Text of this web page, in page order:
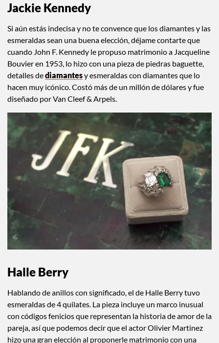
Jackie Kennedy
Si aún estás indecisa y no te convence que los diamantes y las
esmeraldas sean una buena elección, déjame contarte que
cuando John F. Kennedy le propuso matrimonio a Jacqueline
Bouvier en 1953, lo hizo con una pieza de piedras baguette,
detalles dediamantesy esmeraldas con diamantes que lo
hacen muy icónico. Costó más de un millón de dólares y fue
diseñado por Van Cleef & Arpels.
Halle Berry
Hablando de anillos con significado, el de Halle Berry tuvo
esmeraldas de 4 quilates. La pieza incluye un marco inusual
con códigos fenicios que representan la historia de amor de la
pareja, así que podemos decir que el actor Olivier Martinez
hizo una gran elección al proponerle matrimonio con una